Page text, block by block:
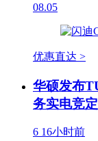
08.05
优惠直达 >
华硕发布
务实电竞
6 16小时前